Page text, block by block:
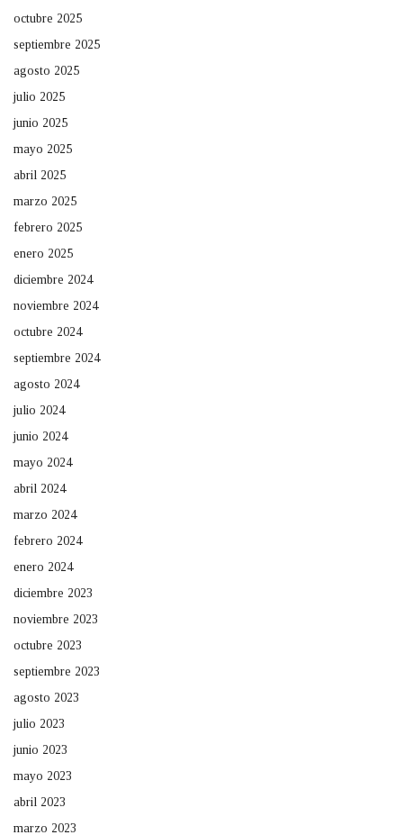
octubre 2025
septiembre 2025
agosto 2025
julio 2025
junio 2025
mayo 2025
abril 2025
marzo 2025
febrero 2025
enero 2025
diciembre 2024
noviembre 2024
octubre 2024
septiembre 2024
agosto 2024
julio 2024
junio 2024
mayo 2024
abril 2024
marzo 2024
febrero 2024
enero 2024
diciembre 2023
noviembre 2023
octubre 2023
septiembre 2023
agosto 2023
julio 2023
junio 2023
mayo 2023
abril 2023
marzo 2023